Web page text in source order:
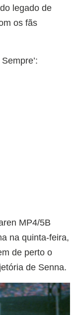
legado de
os fãs
MP4/5B
na quinta-feira,
de perto o
de Senna.